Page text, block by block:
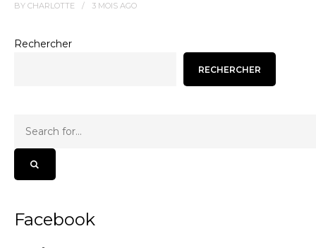
BY CHARLOTTE 3 MOIS AGO
Rechercher
RECHERCHER
Facebook